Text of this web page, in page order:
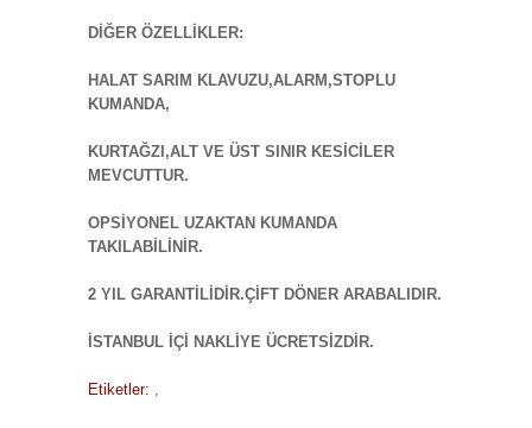
DİĞER ÖZELLİKLER:
HALAT SARIM KLAVUZU,ALARM,STOPLU
KUMANDA,
KURTAĞZI,ALT VE ÜST SINIR KESİCİLER
MEVCUTTUR.
OPSİYONEL UZAKTAN KUMANDA
TAKILABİLİNİR.
2 YIL GARANTİLİDİR.ÇİFT DÖNER ARABALIDIR.
İSTANBUL İÇİ NAKLİYE ÜCRETSİZDİR.
Etiketler: